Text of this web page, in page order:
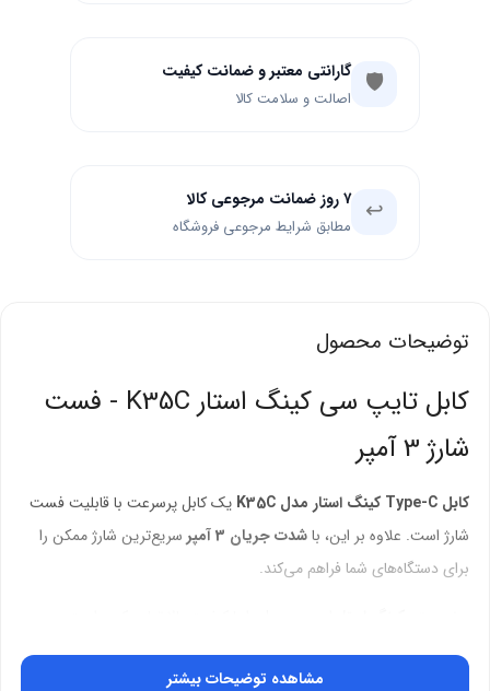
🛡️ گارانتی معتبر و ضمانت کیفیت
اصالت و سلامت کالا
↩️ ۷ روز ضمانت مرجوعی کالا
مطابق شرایط مرجوعی فروشگاه
توضیحات محصول
کابل تایپ سی کینگ استار K35C - فست
شارژ 3 آمپر
کابل Type-C کینگ استار مدل K35C
یک کابل پرسرعت با قابلیت فست
شارژ است. علاوه بر این، باشدت جریان 3 آمپر
سریع‌ترین شارژ ممکن را
برای دستگاه‌های شما فراهم می‌کند.
بنابراین، می‌توانید با اطمینان از آن استفاده کنید.
مشاهده توضیحات بیشتر